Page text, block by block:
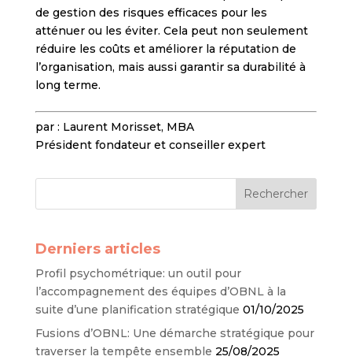
de gestion des risques efficaces pour les
atténuer ou les éviter. Cela peut non seulement
réduire les coûts et améliorer la réputation de
l’organisation, mais aussi garantir sa durabilité à
long terme.
par : Laurent Morisset, MBA
Président fondateur et conseiller expert
Derniers articles
Profil psychométrique: un outil pour
l’accompagnement des équipes d’OBNL à la
suite d’une planification stratégique 01/10/2025
Fusions d’OBNL: Une démarche stratégique pour
traverser la tempête ensemble 25/08/2025